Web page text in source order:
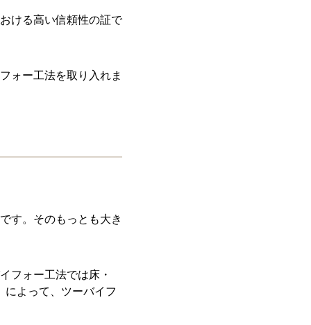
ける高い信頼性の証で
ォー工法を取り入れま
す。そのもっとも大き
フォー工法では床・
によって、ツーバイフ